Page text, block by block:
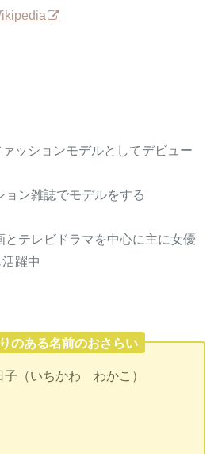
ッションモデルとしてデビュー
ン雑誌でモデルをする
とテレビドラマを中心に主に女優
躍中
のある名前のおさらい
子（いちかわ わかこ）